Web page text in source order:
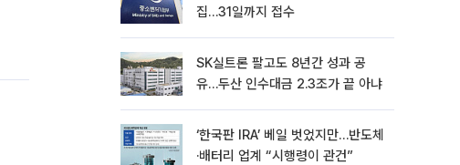
집…31일까지 접수
SK실트론 팔고도 8년간 성과 공
유…두산 인수대금 2.3조가 끝 아냐
‘한국판 IRA’ 베일 벗었지만…반도체
·배터리 업계 “시행령이 관건”